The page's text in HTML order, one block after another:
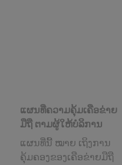
ແຜນທີ່ຄວາມຄຸ້ມເຄືອຂ່າຍ
ມືຖື ຕາມຜູ້ໃຫ້ບໍລິການ
ແຜນທີ່ນີ້ ໝາຍ ເຖິງການ
ຄຸ້ມຄອງຂອງເຄືອຂ່າຍມືຖື